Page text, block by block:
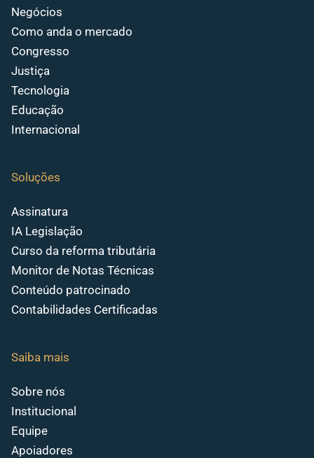
Negócios
Como anda o mercado
Congresso
Justiça
Tecnologia
Educação
Internacional
Soluções
Assinatura
IA Legislação
Curso da reforma tributária
Monitor de Notas Técnicas
Conteúdo patrocinado
Contabilidades Certificadas
Saiba mais
Sobre nós
Institucional
Equipe
Apoiadores